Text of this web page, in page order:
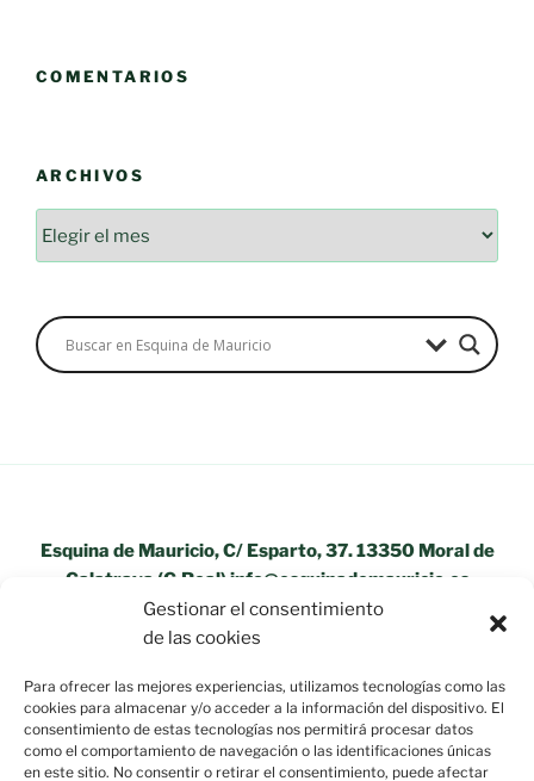
Gestionar el consentimiento
de las cookies
Para ofrecer las mejores experiencias, utilizamos tecnologías como las
cookies para almacenar y/o acceder a la información del dispositivo. El
consentimiento de estas tecnologías nos permitirá procesar datos
como el comportamiento de navegación o las identificaciones únicas
en este sitio. No consentir o retirar el consentimiento, puede afectar
COMENTARIOS
ARCHIVOS
Esquina de Mauricio, C/ Esparto, 37. 13350 Moral de
Calatrava (C.Real) info@esquinademauricio.es
«Aviso Legal»